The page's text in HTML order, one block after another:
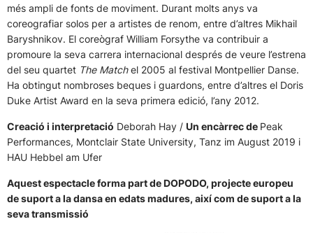
més ampli de fonts de moviment. Durant molts anys va
coreografiar solos per a artistes de renom, entre d’altres Mikhail
Baryshnikov. El coreògraf William Forsythe va contribuir a
promoure la seva carrera internacional després de veure l’estrena
del seu quartet The Matchel 2005 al festival Montpellier Danse.
Ha obtingut nombroses beques i guardons, entre d’altres el Doris
Duke Artist Award en la seva primera edició, l’any 2012.
Creació i interpretació Deborah Hay / Un encàrrec de Peak
Performances, Montclair State University, Tanz im August 2019 i
HAU Hebbel am Ufer
Aquest espectacle forma part de DOPODO, projecte europeu
de suport a la dansa en edats madures, així com de suport a la
seva transmissió